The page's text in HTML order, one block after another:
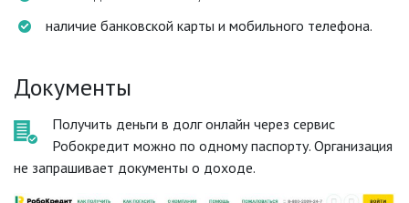
наличие банковской карты и мобильного телефона.
Документы
Получить деньги в долг онлайн через сервис
Робокредит можно по одному паспорту. Организация
не запрашивает документы о доходе.